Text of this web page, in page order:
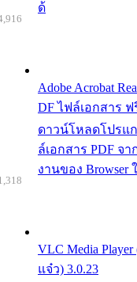
ด้
Adobe Acrobat
DF ไฟล์เอกสาร ฟ
ดาวน์โหลดโปรแก
ล์เอกสาร PDF จ
งานของ Browser
VLC Media
แจ๋ว) 3.0.23